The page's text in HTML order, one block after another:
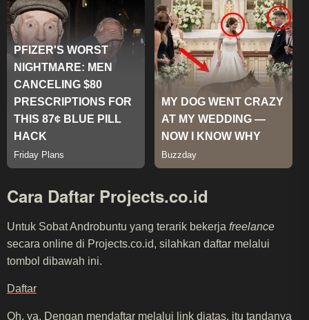
Cara Daftar Projects.co.id
Untuk Sobat Androbuntu yang terarik bekerja freelance
secara online di Projects.co.id, silahkan daftar melalui
tombol dibawah ini.
Daftar
Oh, ya. Dengan mendaftar melalui link diatas, itu tandanya